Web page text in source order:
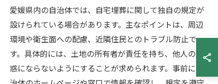
愛媛県内の自治体では、自宅埋葬に関して独自の規定が
設けられている場合があります。主なポイントは、周辺
環境や衛生面への配慮、近隣住民とのトラブル防止で
す。具体的には、土地の所有者が責任を持ち、他人の迷
惑にならないようにすることが求められます。事前に自